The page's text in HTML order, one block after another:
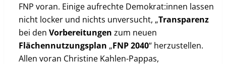
FNP voran. Einige aufrechte Demokrat:innen lassen
nicht locker und nichts unversucht, „Transparenz
bei den Vorbereitungen zum neuen
Flächennutzungsplan „FNP2040“ herzustellen.
Allen voran Christine Kahlen-Pappas,